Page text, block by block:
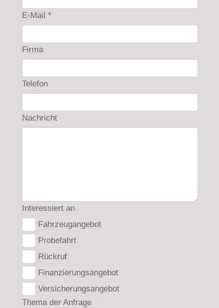
E-Mail *
Firma
Telefon
Nachricht
Interessiert an
Fahrzeugangebot
Probefahrt
Rückruf
Finanzierungsangebot
Versicherungsangebot
Thema der Anfrage